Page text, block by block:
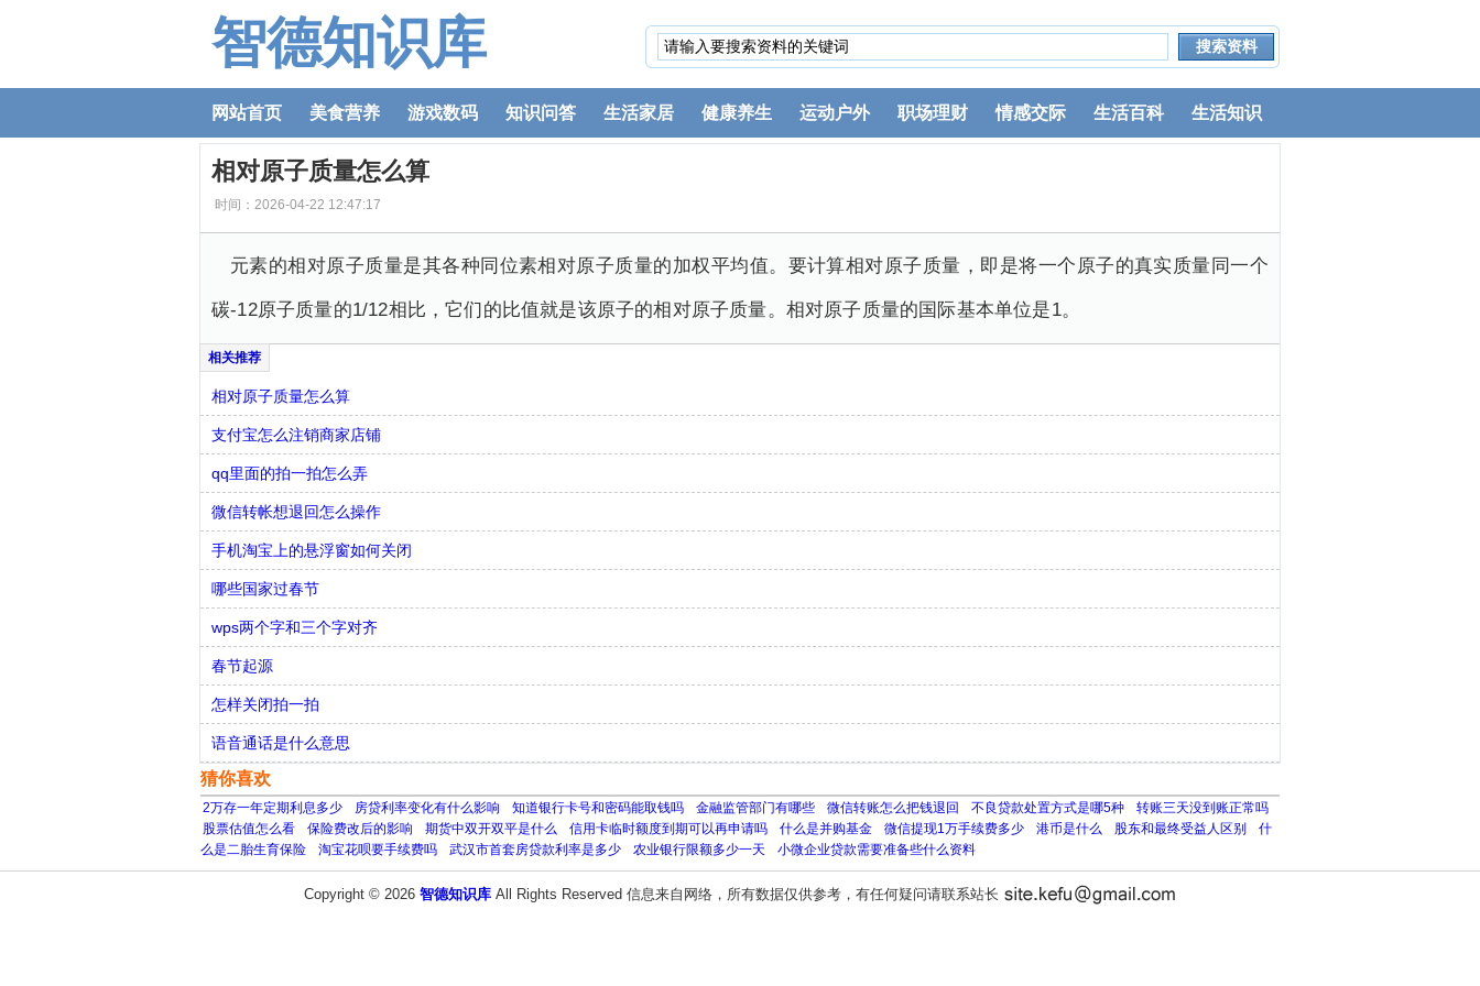
智德知识库
网站首页 美食营养 游戏数码 知识问答 生活家居 健康养生 运动户外 职场理财 情感交际 生活百科 生活知识
相对原子质量怎么算
时间：2026-04-22 12:47:17
元素的相对原子质量是其各种同位素相对原子质量的加权平均值。要计算相对原子质量，即是将一个原子的真实质量同一个
碳-12原子质量的1/12相比，它们的比值就是该原子的相对原子质量。相对原子质量的国际基本单位是1。
相对原子质量怎么算
支付宝怎么注销商家店铺
qq里面的拍一拍怎么弄
微信转帐想退回怎么操作
手机淘宝上的悬浮窗如何关闭
哪些国家过春节
wps两个字和三个字对齐
春节起源
怎样关闭拍一拍
语音通话是什么意思
猜你喜欢
2万存一年定期利息多少 房贷利率变化有什么影响 知道银行卡号和密码能取钱吗 金融监管部门有哪些 微信转账怎么把钱退回 不良贷款处置方式是哪5种
转账三天没到账正常吗
股票估值怎么看
保险费改后的影响 期货中双开双平是什么 信用卡临时额度到期可以再申请吗 什么是并购基金 微信提现1万手续费多少 港币是什么 股东和最终受益人区别
什
么是二胎生育保险
淘宝花呗要手续费吗 武汉市首套房贷款利率是多少 农业银行限额多少一天 小微企业贷款需要准备些什么资料
Copyright © 2026 智德知识库All Rights Reserved 信息来自网络，所有数据仅供参考，有任何疑问请联系站长